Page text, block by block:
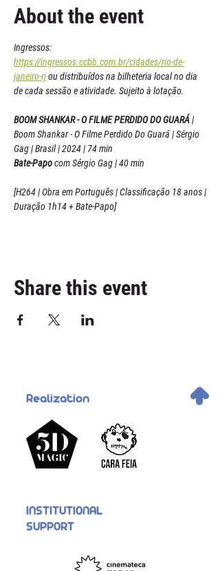
About the event
Ingressos:
https://ingressos.ccbb.com.br/cidades/rio-de-
janeiro-rj ou distribuídos na bilheteria local no dia
de cada sessão e atividade. Sujeito à lotação.
BOOM SHANKAR - O FILME PERDIDO DO GUARÁ |
Boom Shankar - O Filme Perdido Do Guará | Sérgio
Gag | Brasil | 2024 | 74 min
Bate-Papo com Sérgio Gag | 40 min
[H264 | Obra em Português | Classificação 18 anos |
Duração 1h14 + Bate-Papo]
Share this event
Realization .
INSTITUTIONAL
SUPPORT